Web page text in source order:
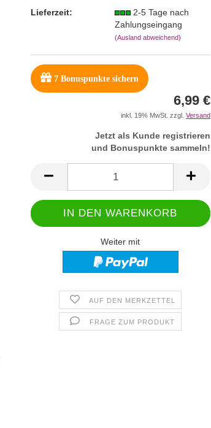
Lieferzeit:
2-5 Tage nach
Zahlungseingang
(Ausland abweichend)
7Bonuspunkte sichern
6,99 €
inkl. 19% MwSt. zzgl. Versand
Jetzt als Kunde registrieren
und Bonuspunkte sammeln!
Weiter mit
AUF DEN MERKZETTEL
FRAGE ZUM PRODUKT